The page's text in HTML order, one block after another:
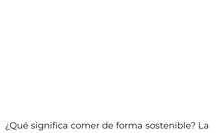
¿Qué significa comer de forma sostenible? La